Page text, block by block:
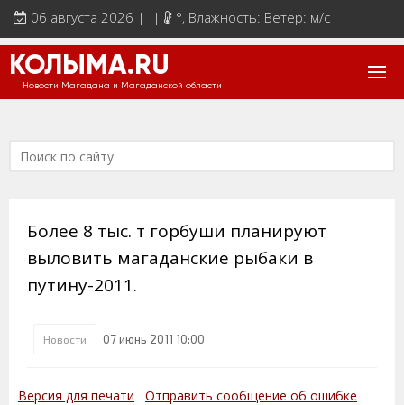
06 августа 2026 | | °, Влажность: Ветер: м/с
КОЛЫМА.RU
Новости Магадана и Магаданской области
Более 8 тыс. т горбуши планируют
выловить магаданские рыбаки в
путину-2011.
Новости 07 июнь 2011 10:00
Версия для печати Отправить сообщение об ошибке